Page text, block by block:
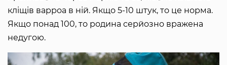
кліщів варроа в ній. Якщо 5-10 штук, то це норма.
Якщо понад 100, то родина серйозно вражена
недугою.